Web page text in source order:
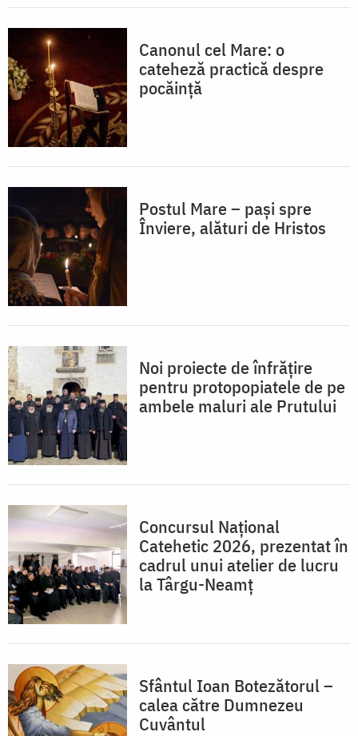
Canonul cel Mare: o
cateheză practică despre
pocăință
Postul Mare – pași spre
Înviere, alături de Hristos
Noi proiecte de înfrățire
pentru protopopiatele de pe
ambele maluri ale Prutului
Concursul Național
Catehetic 2026, prezentat în
cadrul unui atelier de lucru
la Târgu-Neamț
Sfântul Ioan Botezătorul –
calea către Dumnezeu
Cuvântul